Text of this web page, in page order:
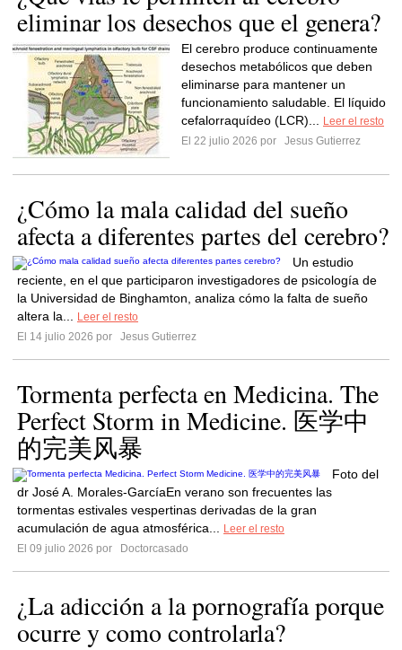
eliminar los desechos que el genera?
El cerebro produce continuamente
desechos metabólicos que deben
eliminarse para mantener un
funcionamiento saludable. El líquido
cefalorraquídeo (LCR)...
Leer el resto
El 22 julio 2026 por
Jesus Gutierrez
¿Cómo la mala calidad del sueño
afecta a diferentes partes del cerebro?
Un estudio
reciente, en el que participaron investigadores de psicología de
la Universidad de Binghamton, analiza cómo la falta de sueño
altera la...
Leer el resto
El 14 julio 2026 por
Jesus Gutierrez
Tormenta perfecta en Medicina. The
Perfect Storm in Medicine. 医学中
的完美风暴
Foto del
dr José A. Morales-GarcíaEn verano son frecuentes las
tormentas estivales vespertinas derivadas de la gran
acumulación de agua atmosférica...
Leer el resto
El 09 julio 2026 por
Doctorcasado
¿La adicción a la pornografía porque
ocurre y como controlarla?